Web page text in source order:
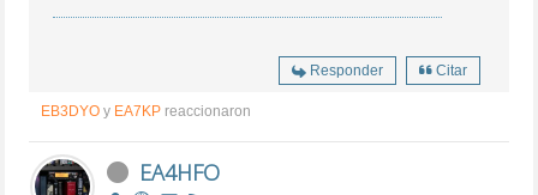
Responder Citar
EB3DYO y EA7KP reaccionaron
EA4HFO